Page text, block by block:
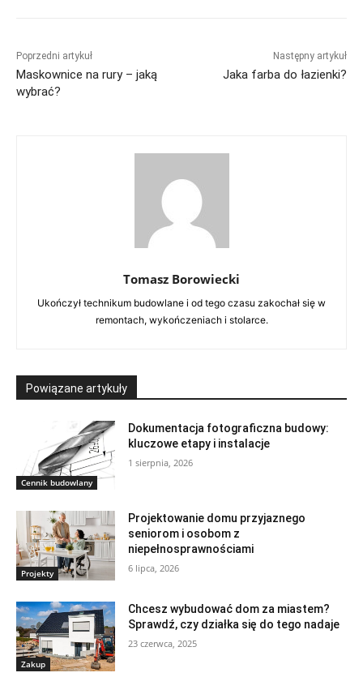
Poprzedni artykuł
Maskownice na rury – jaką
wybrać?
Następny artykuł
Jaka farba do łazienki?
Tomasz Borowiecki
Ukończył technikum budowlane i od tego czasu zakochał się w
remontach, wykończeniach i stolarce.
Powiązane artykuły
Cennik budowlany
Dokumentacja fotograficzna budowy:
kluczowe etapy i instalacje
1 sierpnia, 2026
Projekty
Projektowanie domu przyjaznego
seniorom i osobom z
niepełnosprawnościami
6 lipca, 2026
Zakup
Chcesz wybudować dom za miastem?
Sprawdź, czy działka się do tego nadaje
23 czerwca, 2025